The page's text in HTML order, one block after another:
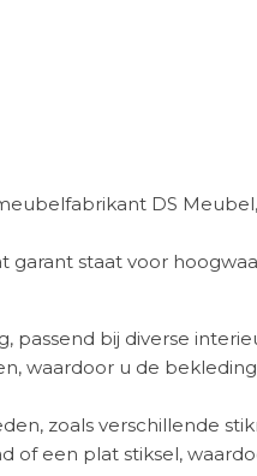
DS
staat voor
bij diverse
waardoor u de
zoals verschillende
een plat stiksel,